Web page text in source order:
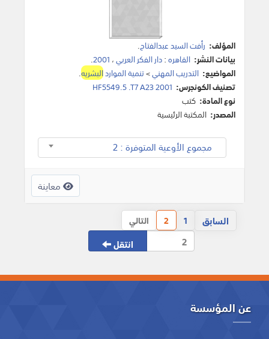
المؤلف: رأفت السيد عبدالفتاح.
بيانات النشر: القاهره:دار الفكر العربي، 2001
.
المواضيع: التدريب المهني>تنمية المواردالبشريه.
تصنيف الكونجرس: HF5549.5 .T7 A23 2001
نوع المادة: كتب
المصدر: المكتبة الرئيسية
مجموع الأوعية المتوفرة : 2
معاينة
السابق 1
2 التالي
انتقل
عن المؤسسة